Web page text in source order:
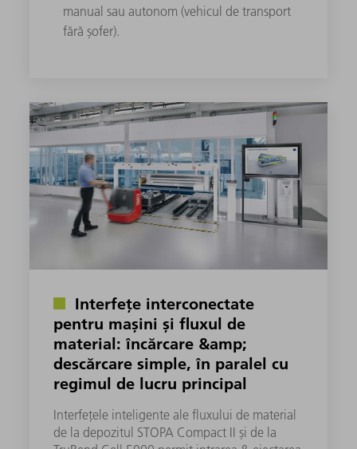
manual sau autonom (vehicul de transport
fără șofer).
Interfețe interconectate
pentru mașini și fluxul de
material: încărcare &amp;
descărcare simple, în paralel cu
regimul de lucru principal
Interfețele inteligente ale fluxului de material
de la depozitul STOPA Compact II și de la